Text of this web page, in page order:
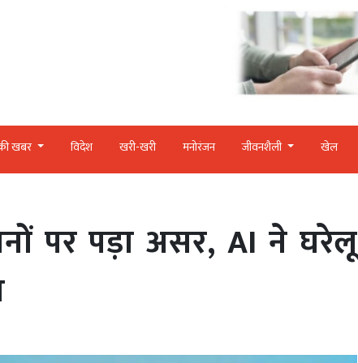
खबर विदेश खरी-खरी मनोरंजन जीवनशैली खेल
पर पड़ा असर, AI ने घरेलू